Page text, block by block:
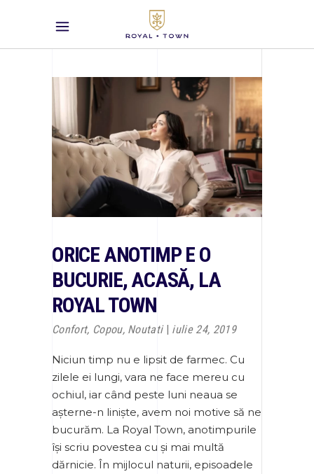
ORICE ANOTIMP E O
BUCURIE, ACASĂ, LA
ROYAL TOWN
Confort, Copou, Noutati iulie 24, 2019
Niciun timp nu e lipsit de farmec. Cu
zilele ei lungi, vara ne face mereu cu
ochiul, iar când peste luni neaua se
așterne-n liniște, avem noi motive să ne
bucurăm. La Royal Town, anotimpurile
își scriu povestea cu și mai multă
dărnicie. În mijlocul naturii, episoadele